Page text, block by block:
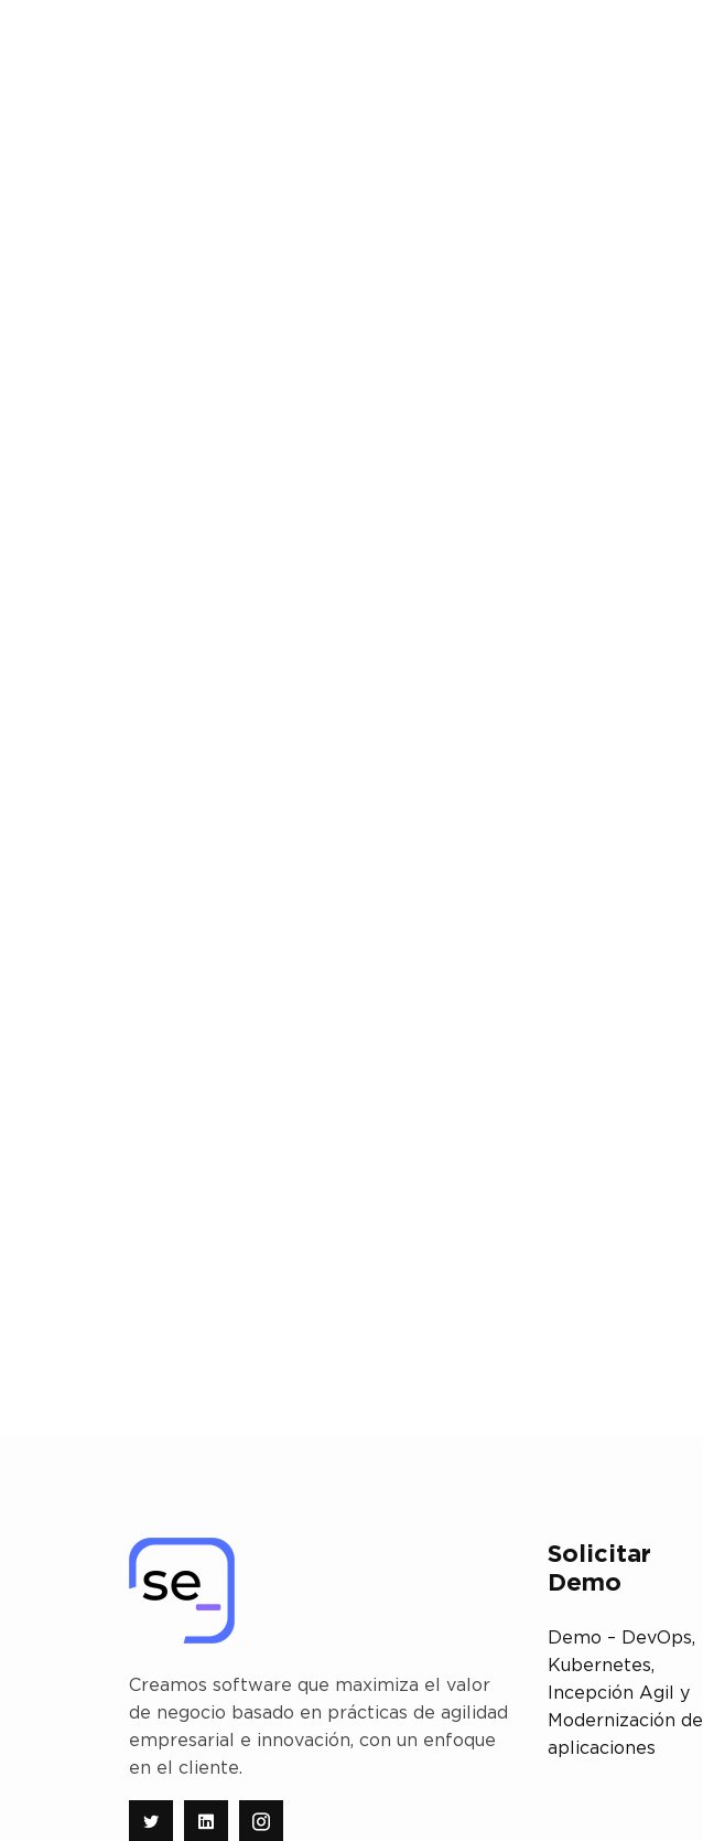
Creamos software que maximiza el valor
de negocio basado en prácticas de agilidad
empresarial e innovación, con un enfoque
en el cliente.
Solicitar
Demo
Demo – DevOps,
Kubernetes,
Incepción Agil y
Modernización de
aplicaciones